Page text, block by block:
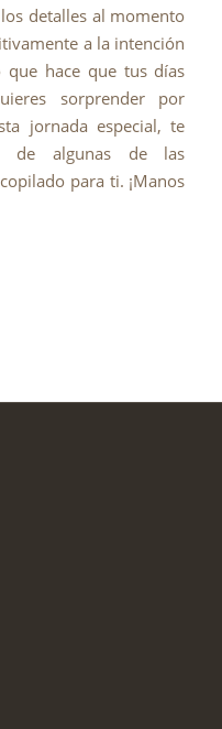
detalles al momento
a la intención
que hace que tus días
sorprender por
jornada especial, te
de algunas de las
para ti. ¡Manos